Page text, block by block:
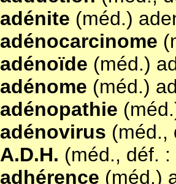
adénite (méd.)
adénocarcinome
adénoïde (méd.)
adénome (méd.)
adénopathie
adénovirus (méd.,
A.D.H. (méd., déf.
adhérence (méd.)